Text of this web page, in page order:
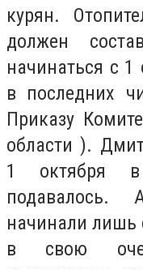
курян.
должен
начинаться с 1
в последних
Приказу
области ).
1 октября
подавалось.
начинали лишь
в свою